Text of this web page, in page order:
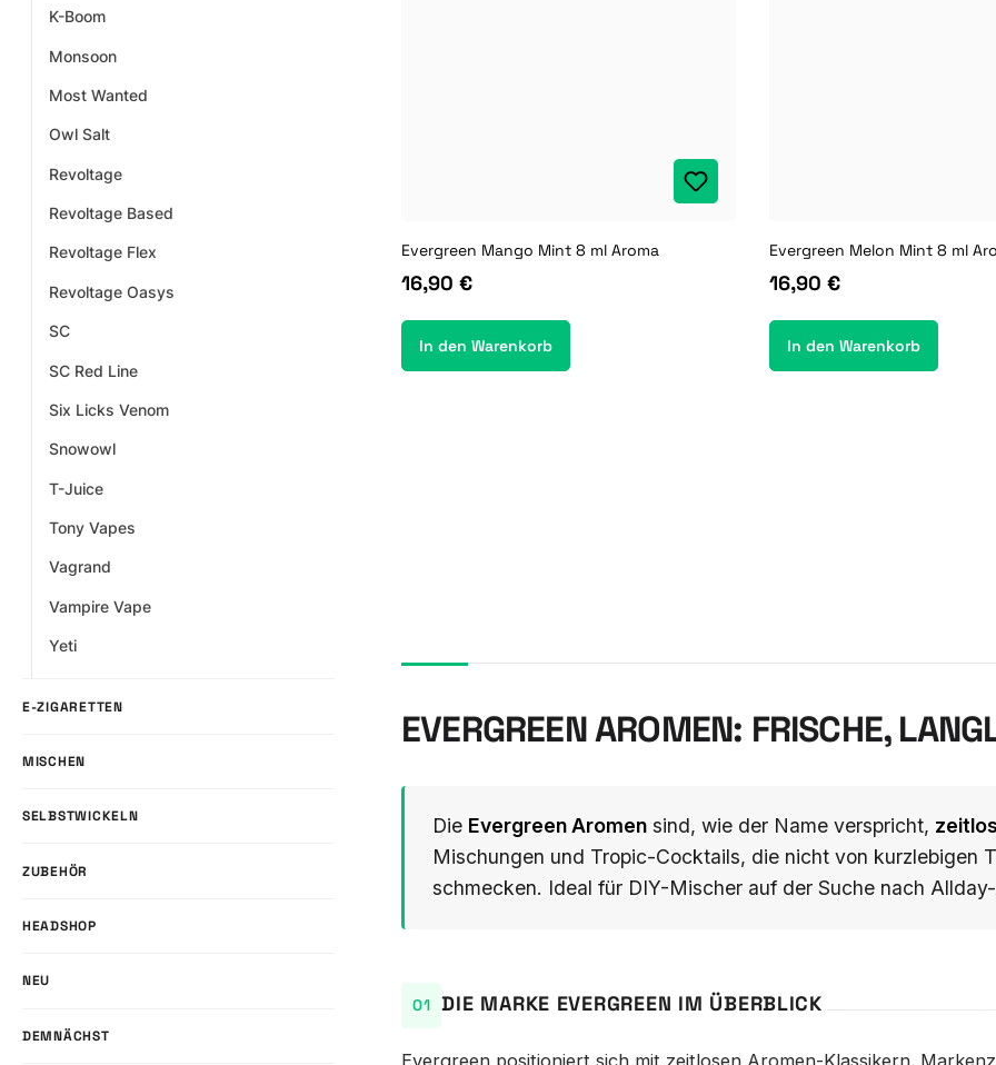
K-Boom
Monsoon
Most Wanted
Owl Salt
Revoltage
Revoltage Based
Revoltage Flex
Revoltage Oasys
SC
SC Red Line
Six Licks Venom
Snowowl
T-Juice
Tony Vapes
Vagrand
Vampire Vape
Yeti
E-ZIGARETTEN
MISCHEN
SELBSTWICKELN
ZUBEHÖR
HEADSHOP
NEU
DEMNÄCHST
Evergreen Mango Mint 8 ml Aroma
16,90 €
In den Warenkorb
Evergreen Melon Mint 8 ml
16,90 €
In den Warenkorb
EVERGREEN AROMEN: FRISCHE,
Die Evergreen Aromensind, wie der Name verspricht,
Mischungen und Tropic-Cocktails, die nicht von kurzlebigen
schmecken. Ideal für DIY-Mischer auf der Suche nach
DIE MARKE EVERGREEN IM ÜBERBLICK
Evergreen positioniert sich mit zeitlosen Aromen-Klassikern.